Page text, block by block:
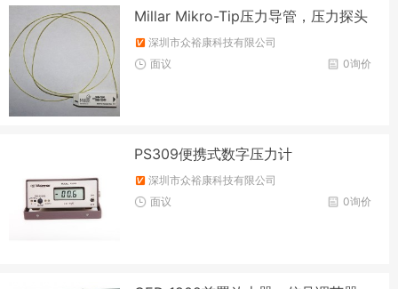
Millar Mikro-Tip压力导管，压力探头
深圳市众裕康科技有限公司
0询价
面议
PS309便携式数字压力计
深圳市众裕康科技有限公司
0询价
面议